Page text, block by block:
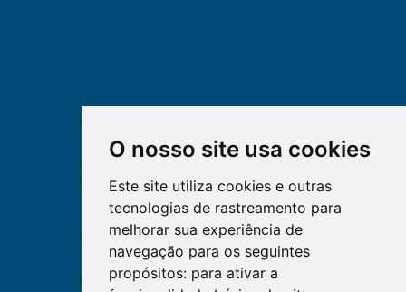
O nosso site usa cookies
Este site utiliza cookies e outras
tecnologias de rastreamento para
melhorar sua experiência de
navegação para os seguintes
propósitos: para ativar a